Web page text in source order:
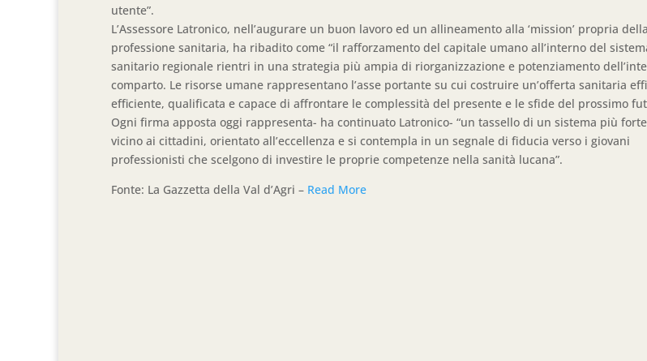
utente”.
L’Assessore Latronico, nell’augurare un buon lavoro ed un allineamento alla ‘mission’ propria della
professione sanitaria, ha ribadito come “il rafforzamento del capitale umano all’interno del
sanitario regionale rientri in una strategia più ampia di riorganizzazione e potenziamento
comparto. Le risorse umane rappresentano l’asse portante su cui costruire un’offerta sanitaria
efficiente, qualificata e capace di affrontare le complessità del presente e le sfide del prossimo
Ogni firma apposta oggi rappresenta- ha continuato Latronico- “un tassello di un sistema più
vicino ai cittadini, orientato all’eccellenza e si contempla in un segnale di fiducia verso i giovani
professionisti che scelgono di investire le proprie competenze nella sanità lucana”.
Fonte: La Gazzetta della Val d’Agri – Read More